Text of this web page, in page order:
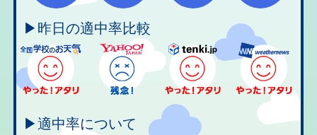
▶昨日の適中率比較
▶適中率について